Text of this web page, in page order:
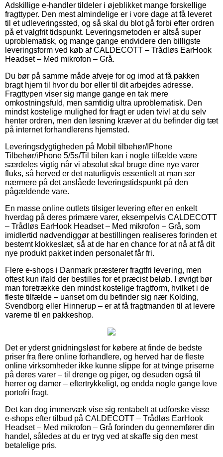
Adskillige e-handler tildeler i øjeblikket mange forskellige
fragttyper. Den mest almindelige er i vore dage at få leveret
til et udleveringssted, og så skal du blot gå forbi efter ordren
på et valgfrit tidspunkt. Leveringsmetoden er altså super
uproblematisk, og mange gange endvidere den billigste
leveringsform ved køb af CALDECOTT – Trådløs EarHook
Headset – Med mikrofon – Grå.
Du bør på samme måde afveje for og imod at få pakken
bragt hjem til hvor du bor eller til dit arbejdes adresse.
Fragttypen viser sig mange gange en tak mere
omkostningsfuld, men samtidig ultra uproblematisk. Den
mindst kostelige mulighed for fragt er uden tvivl at du selv
henter ordren, men den løsning kræver at du befinder dig tæt
på internet forhandlerens hjemsted.
Leveringsdygtigheden på Mobil tilbehør/IPhone
Tilbehør/iPhone 5/5s/Til bilen kan i nogle tilfælde være
særdeles vigtig når vi absolut skal bruge dine nye varer
fluks, så herved er det naturligvis essentielt at man ser
nærmere på det anslåede leveringstidspunkt på den
pågældende vare.
En masse online outlets tilsiger levering efter en enkelt
hverdag på deres primære varer, eksempelvis CALDECOTT
– Trådløs EarHook Headset – Med mikrofon – Grå, som
imidlertid nødvendiggør at bestillingen realiseres forinden et
bestemt klokkeslæt, så at de har en chance for at nå at få dit
nye produkt pakket inden personalet får fri.
Flere e-shops i Danmark præsterer fragtfri levering, men
oftest kun ifald der bestilles for et præcist beløb. I øvrigt bør
man foretrække den mindst kostelige fragtform, hvilket i de
fleste tilfælde – uanset om du befinder sig nær Kolding,
Svendborg eller Hinnerup – er at få fragtmanden til at levere
varerne til en pakkeshop.
Det er yderst gnidningsløst for købere at finde de bedste
priser fra flere online forhandlere, og herved har de fleste
online virksomheder ikke kunne slippe for at tvinge priserne
på deres varer – til drenge og piger, og desuden også til
herrer og damer – eftertrykkeligt, og endda nogle gange love
portofri fragt.
Det kan dog immervæk vise sig rentabelt at udforske visse
e-shops efter tilbud på CALDECOTT – Trådløs EarHook
Headset – Med mikrofon – Grå forinden du gennemfører din
handel, således at du er tryg ved at skaffe sig den mest
betalelige pris.